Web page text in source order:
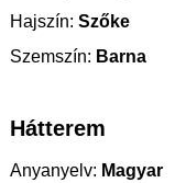
Hajszín: Szőke
Szemszín: Barna
Hátterem
Anyanyelv: Magyar